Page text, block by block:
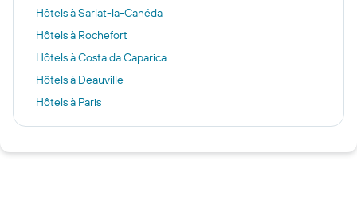
Hôtels à Sarlat-la-Canéda
Hôtels à Rochefort
Hôtels à Costa da Caparica
Hôtels à Deauville
Hôtels à Paris
Hôtels à Rome